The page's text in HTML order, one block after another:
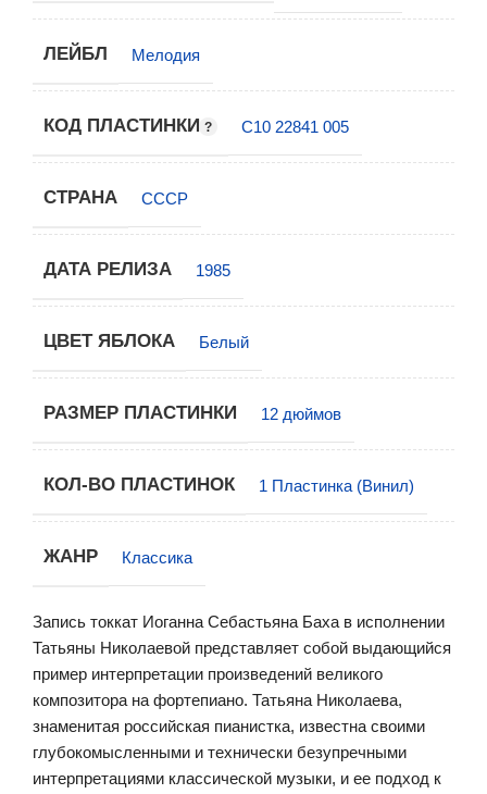
ЛЕЙБЛ Мелодия
КОД ПЛАСТИНКИ С10 22841 005
СТРАНА СССР
ДАТА РЕЛИЗА 1985
ЦВЕТ ЯБЛОКА Белый
РАЗМЕР ПЛАСТИНКИ 12 дюймов
КОЛ-ВО ПЛАСТИНОК 1 Пластинка (Винил)
ЖАНР Классика
Запись токкат Иоганна Себастьяна Баха в исполнении
Татьяны Николаевой представляет собой выдающийся
пример интерпретации произведений великого
композитора на фортепиано. Татьяна Николаева,
знаменитая российская пианистка, известна своими
глубокомысленными и технически безупречными
интерпретациями классической музыки, и ее подход к